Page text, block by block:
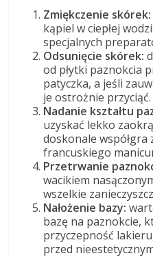
Zmiękczenie skórek:
kąpiel w ciepłej
specjalnych
Odsunięcie skórek:
od płytki paznokcia
patyczka, a jeśli
je ostrożnie przyciąć.
Nadanie kształtu
uzyskać lekko
doskonale współgra
francuskiego
Przetrwanie
wacikiem
wszelkie
Nałożenie bazy:
bazę na paznokcie,
przyczepność
przed